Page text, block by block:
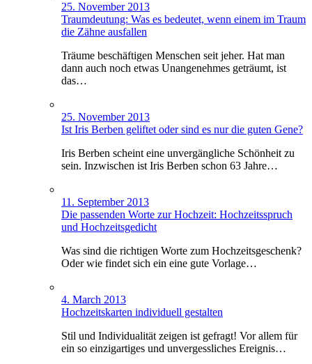
25. November 2013
Traumdeutung: Was es bedeutet, wenn einem im Traum
die Zähne ausfallen
Träume beschäftigen Menschen seit jeher. Hat man
dann auch noch etwas Unangenehmes geträumt, ist
das…
25. November 2013
Ist Iris Berben geliftet oder sind es nur die guten Gene?
Iris Berben scheint eine unvergängliche Schönheit zu
sein. Inzwischen ist Iris Berben schon 63 Jahre…
11. September 2013
Die passenden Worte zur Hochzeit: Hochzeitsspruch
und Hochzeitsgedicht
Was sind die richtigen Worte zum Hochzeitsgeschenk?
Oder wie findet sich ein eine gute Vorlage…
4. March 2013
Hochzeitskarten individuell gestalten
Stil und Individualität zeigen ist gefragt! Vor allem für
ein so einzigartiges und unvergessliches Ereignis…